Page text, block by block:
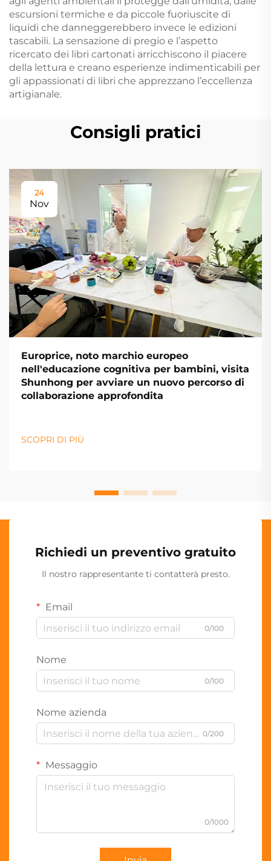
escursioni termiche e da piccole fuoriuscite di
liquidi che danneggerebbero invece le edizioni
tascabili. La sensazione di pregio e l’aspetto
ricercato dei libri cartonati arricchiscono il piacere
della lettura e creano esperienze indimenticabili per
gli appassionati di libri che apprezzano l’eccellenza
artigianale.
Consigli pratici
24
Nov
Europrice, noto marchio europeo
nell'educazione cognitiva per bambini, visita
Shunhong per avviare un nuovo percorso di
collaborazione approfondita
SCOPRI DI PIÙ
Richiedi un preventivo gratuito
Il nostro rappresentante ti contatterà presto.
Email
0/100
Nome
0/100
Nome azienda
0/200
Messaggio
0/1000